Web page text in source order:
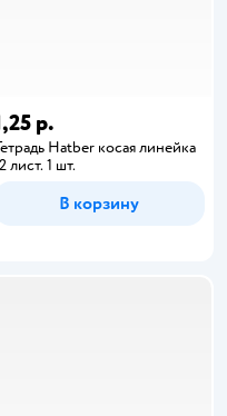
р.
Hatber косая линейка
лист. 1 шт.
В корзину